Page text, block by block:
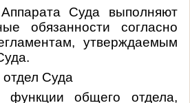
Суда выполняют
обязанности согласно
утверждаемым
Суда
общего отдела,